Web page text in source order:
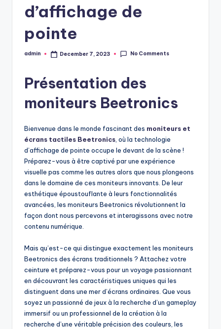
d’affichage de
pointe
Posted
admin December 7, 2023 No Comments
Présentation des
moniteurs Beetronics
Bienvenue dans le monde fascinant des moniteurs et
écrans tactiles Beetronics , où la technologie
d’affichage de pointe occupe le devant de la scène !
Préparez-vous à être captivé par une expérience
visuelle pas comme les autres alors que nous plongeons
dans le domaine de ces moniteurs innovants. De leur
esthétique époustouflante à leurs fonctionnalités
avancées, les moniteurs Beetronics révolutionnent la
façon dont nous percevons et interagissons avec notre
contenu numérique.
Mais qu’est-ce qui distingue exactement les moniteurs
Beetronics des écrans traditionnels ? Attachez votre
ceinture et préparez-vous pour un voyage passionnant
en découvrant les caractéristiques uniques qui les
distinguent dans une mer d’écrans ordinaires. Que vous
soyez un passionné de jeux à la recherche d’un gameplay
immersif ou un professionnel de la création à la
recherche d’une véritable précision des couleurs, les